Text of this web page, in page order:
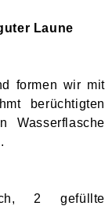
Laune
formen wir mit
berüchtigten
Wasserflasche
2 gefüllte